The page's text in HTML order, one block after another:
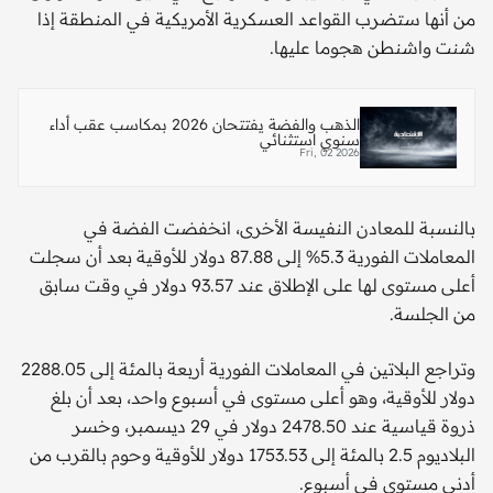
من أنها ستضرب القواعد العسكرية الأمريكية في المنطقة إذا
شنت واشنطن هجوما عليها.
الذهب والفضة يفتتحان 2026 بمكاسب عقب أداء
سنوي استثنائي
Fri, 02 2026
بالنسبة للمعادن النفيسة الأخرى، انخفضت الفضة في
المعاملات الفورية 5.3% إلى 87.88 دولار للأوقية بعد أن سجلت
أعلى مستوى لها على الإطلاق عند 93.57 دولار في وقت سابق
من الجلسة.
وتراجع البلاتين في المعاملات الفورية أربعة بالمئة إلى 2288.05
دولار للأوقية، وهو أعلى مستوى في أسبوع واحد، بعد أن بلغ
ذروة قياسية عند 2478.50 دولار في 29 ‌ديسمبر، وخسر
البلاديوم 2.5 بالمئة إلى 1753.53 دولار للأوقية وحوم بالقرب من
أدنى مستوى في أسبوع.